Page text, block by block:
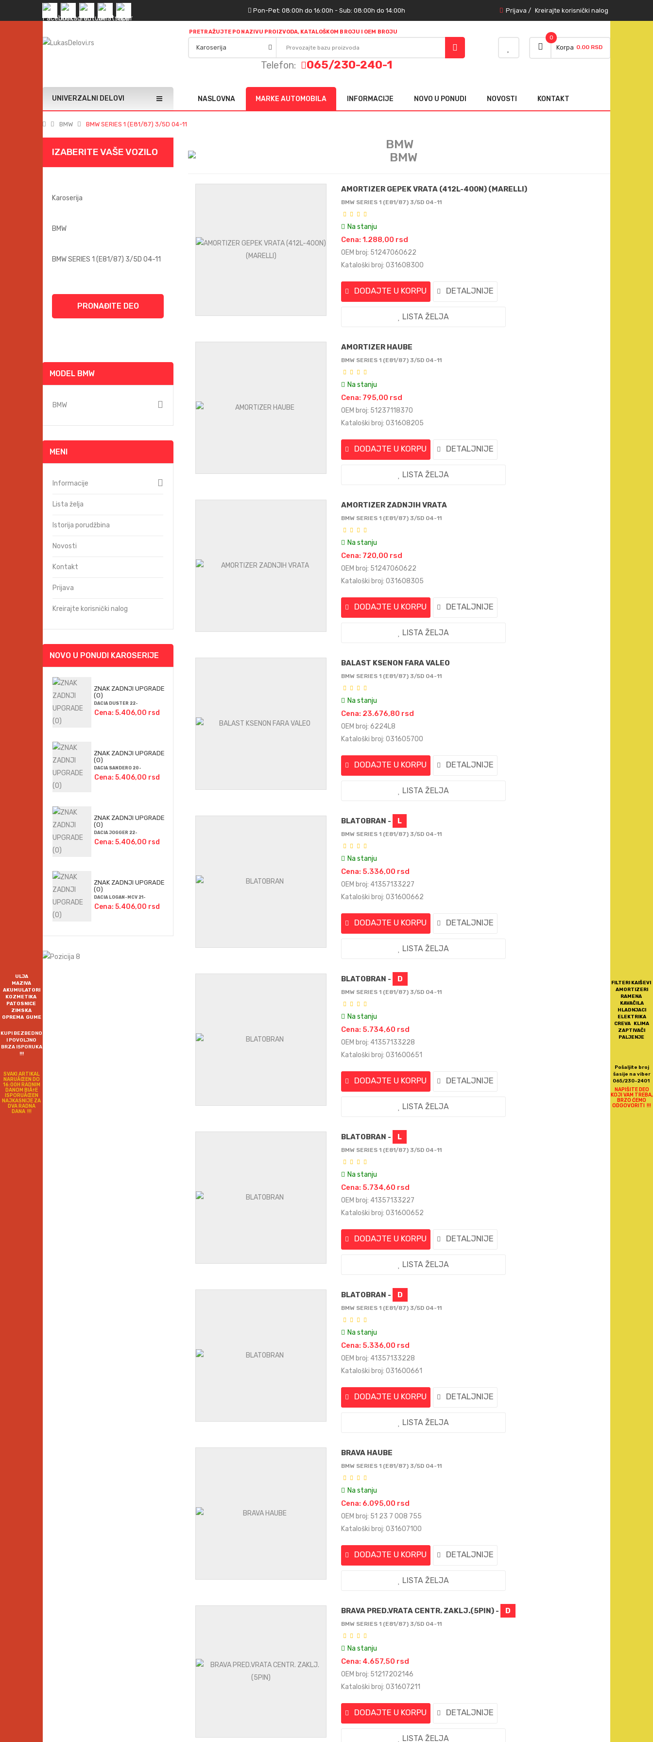
Pon-Pet: 08:00h do 16:00h - Sub: 08:00h do 14:00h Prijava / Kreirajte korisnički nalog
PRETRAŽUJTE PO NAZIVU PROIZVODA, KATALOŠKOM BROJU I OEM BROJU
Korpa
0
0.00 RSD
Telefon: 065/230-240-1
UNIVERZALNI DELOVI NASLOVNA MARKE AUTOMOBILA INFORMACIJE NOVO U PONUDI NOVOSTI KONTAKT
BMW BMW SERIES 1 (E81/87) 3/5D 04-11
IZABERITE VAŠE VOZILO
PRONAĐITE DEO
MODEL BMW
BMW
MENI
Informacije
Lista želja
Istorija porudžbina
Novosti
Kontakt
Prijava
Kreirajte korisnički nalog
NOVO U PONUDI KAROSERIJE
ZNAK ZADNJI UPGRADE
(O)
DACIA DUSTER 22-
Cena: 5.406,00 rsd
ZNAK ZADNJI UPGRADE
(O)
DACIA SANDERO 20-
Cena: 5.406,00 rsd
ZNAK ZADNJI UPGRADE
(O)
DACIA JOGGER 22-
Cena: 5.406,00 rsd
ZNAK ZADNJI UPGRADE
(O)
DACIA LOGAN-MCV 21-
Cena: 5.406,00 rsd
BMW
AMORTIZER GEPEK VRATA (412L-400N) (MARELLI)
BMW SERIES 1 (E81/87) 3/5D 04-11
Na stanju
Cena: 1.288,00 rsd
OEM broj: 51247060622
Kataloški broj: 031608300
DODAJTE U KORPU DETALJNIJE
LISTA ŽELJA
AMORTIZER HAUBE
BMW SERIES 1 (E81/87) 3/5D 04-11
Na stanju
Cena: 795,00 rsd
OEM broj: 51237118370
Kataloški broj: 031608205
DODAJTE U KORPU DETALJNIJE
LISTA ŽELJA
AMORTIZER ZADNJIH VRATA
BMW SERIES 1 (E81/87) 3/5D 04-11
Na stanju
Cena: 720,00 rsd
OEM broj: 51247060622
Kataloški broj: 031608305
DODAJTE U KORPU DETALJNIJE
LISTA ŽELJA
BALAST KSENON FARA VALEO
BMW SERIES 1 (E81/87) 3/5D 04-11
Na stanju
Cena: 23.676,80 rsd
OEM broj: 6224L8
Kataloški broj: 031605700
DODAJTE U KORPU DETALJNIJE
LISTA ŽELJA
BLATOBRAN - L
BMW SERIES 1 (E81/87) 3/5D 04-11
Na stanju
Cena: 5.336,00 rsd
OEM broj: 41357133227
Kataloški broj: 031600662
DODAJTE U KORPU DETALJNIJE
LISTA ŽELJA
BLATOBRAN - D
BMW SERIES 1 (E81/87) 3/5D 04-11
Na stanju
Cena: 5.734,60 rsd
OEM broj: 41357133228
Kataloški broj: 031600651
DODAJTE U KORPU DETALJNIJE
LISTA ŽELJA
BLATOBRAN - L
BMW SERIES 1 (E81/87) 3/5D 04-11
Na stanju
Cena: 5.734,60 rsd
OEM broj: 41357133227
Kataloški broj: 031600652
DODAJTE U KORPU DETALJNIJE
LISTA ŽELJA
BLATOBRAN - D
BMW SERIES 1 (E81/87) 3/5D 04-11
Na stanju
Cena: 5.336,00 rsd
OEM broj: 41357133228
Kataloški broj: 031600661
DODAJTE U KORPU DETALJNIJE
LISTA ŽELJA
BRAVA HAUBE
BMW SERIES 1 (E81/87) 3/5D 04-11
Na stanju
Cena: 6.095,00 rsd
OEM broj: 51 23 7 008 755
Kataloški broj: 031607100
DODAJTE U KORPU DETALJNIJE
LISTA ŽELJA
BRAVA PRED.VRATA CENTR. ZAKLJ.(5PIN) - D
BMW SERIES 1 (E81/87) 3/5D 04-11
Na stanju
Cena: 4.657,50 rsd
OEM broj: 51217202146
Kataloški broj: 031607211
DODAJTE U KORPU DETALJNIJE
LISTA ŽELJA
ULJA
MAZIVA
AKUMULATORI
KOZMETIKA
PATOSNICE
ZIMSKA
OPREMA GUME
KUPI BEZBEDNO
I POVOLJNO
BRZA ISPORUKA
!!!
SVAKI ARTIKAL
NARUÄŒEN DO
16:00H RADNIM
DANOM BIÄ†E
ISPORUÄŒEN
NAJKASNIJE ZA
DVA RADNA
DANA !!!
FILTERI KAIŠEVI
AMORTIZERI
RAMENA
KAVAČILA
HLADNJACI
ELEKTRIKA
CREVA KLIMA
ZAPTIVAČI
PALJENJE
Pošaljite broj
šasije na viber
065/230-2401
NAPIŠITE DEO
KOJI VAM TREBA,
BRZO ĆEMO
ODGOVORITI !!!